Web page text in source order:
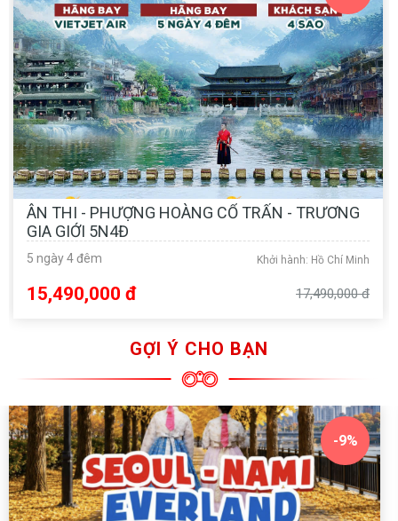
ÂN THI - PHƯỢNG HOÀNG CỔ TRẤN - TRƯƠNG
GIA GIỚI 5N4Đ
5 ngày 4 đêm Khởi hành: Hồ Chí Minh
15,490,000 đ 17,490,000 đ
GỢI Ý CHO BẠN